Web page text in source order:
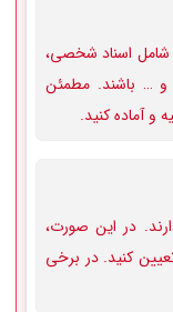
شامل اسناد شخصی،
و … باشند. مطمئن
و آماده کنید.
در این صورت،
کنید. در برخی